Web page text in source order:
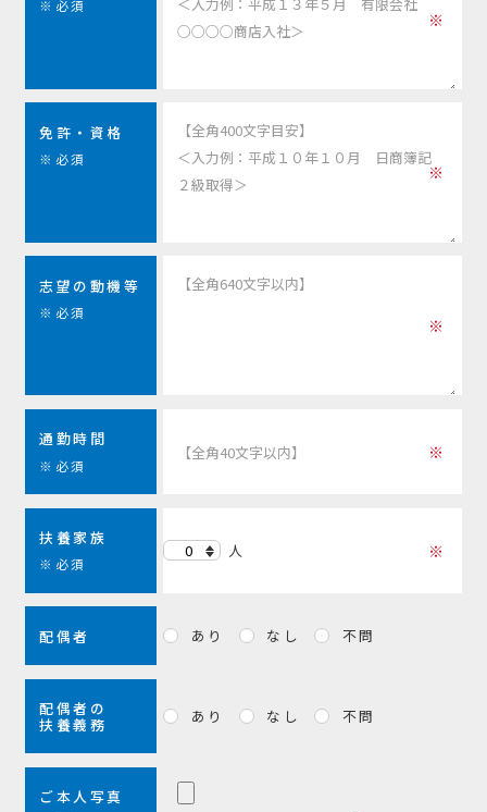
※必須
免許・資格
※必須
志望の動機等
※必須
通勤時間
※必須
扶養家族
※必須
人
配偶者 あり なし 不問
配偶者の
扶養義務 あり なし 不問
ご本人写真